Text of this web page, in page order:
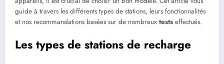
guide à travers les différents types de stations, leurs fonctionnalités
et nos recommandations basées sur de nombreux tests effectués.
Les types de stations de recharge